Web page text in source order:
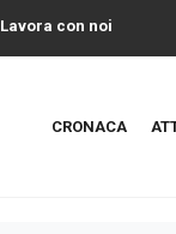
Lavora con noi
CRONACA